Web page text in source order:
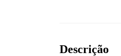
Descrição